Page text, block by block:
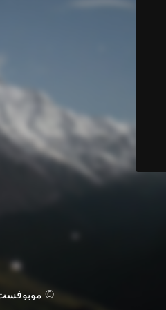
© موبوفست